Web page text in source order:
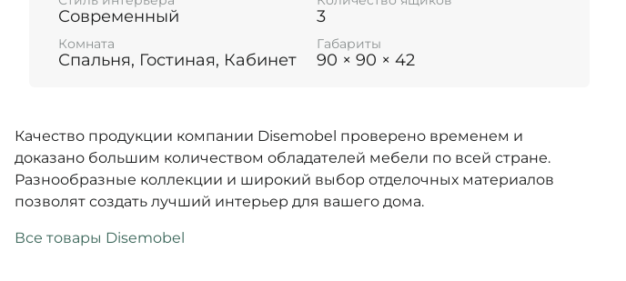
Современный 3
Комната
Спальня, Гостиная, Кабинет
Габариты
90 × 90 × 42
Качество продукции компании Disemobel проверено временем и
доказано большим количеством обладателей мебели по всей стране.
Разнообразные коллекции и широкий выбор отделочных материалов
позволят создать лучший интерьер для вашего дома.
Все товары Disemobel